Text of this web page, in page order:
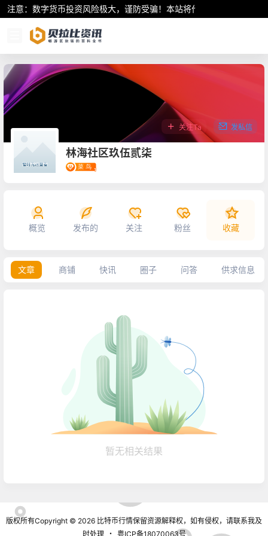
注意：数字货币投资风险极大，谨防受骗！本站将作为行业资讯共享
林海社区玖伍贰柒
关注Ta 发私信
概览 发布的 关注 粉丝 收藏
文章 商铺 快讯 圈子 问答 供求信息
暂无相关结果
版权所有Copyright © 2026 比特币行情保留资源解释权，如有侵权，请联系我及
时处理
・ 粤ICP备18070063号